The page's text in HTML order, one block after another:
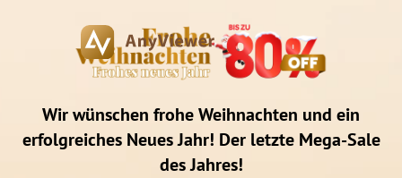
Wir wünschen frohe Weihnachten und ein
erfolgreiches Neues Jahr! Der letzte Mega-Sale
des Jahres!